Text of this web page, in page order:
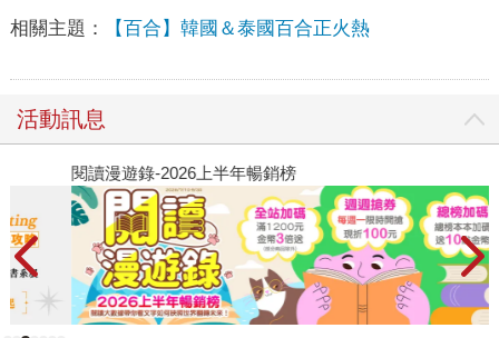
相關主題： 【百合】韓國＆泰國百合正火熱
活動訊息
閱讀漫遊錄-2026上半年暢銷榜